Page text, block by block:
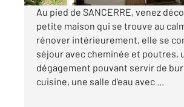
Au pied de SANCERRE, venez
petite maison qui se trouve au
rénover intérieurement, elle se
séjour avec cheminée et poutres,
dégagement pouvant servir de
cuisine, une salle d'eau avec ...